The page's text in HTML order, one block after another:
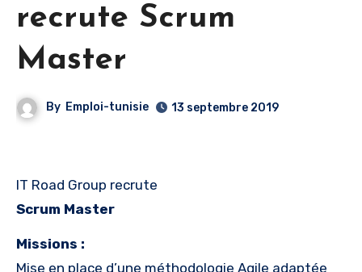
recrute Scrum
Master
By Emploi-tunisie 13 septembre 2019
IT Road Group recrute
Scrum Master
Missions :
Mise en place d’une méthodologie Agile adaptée